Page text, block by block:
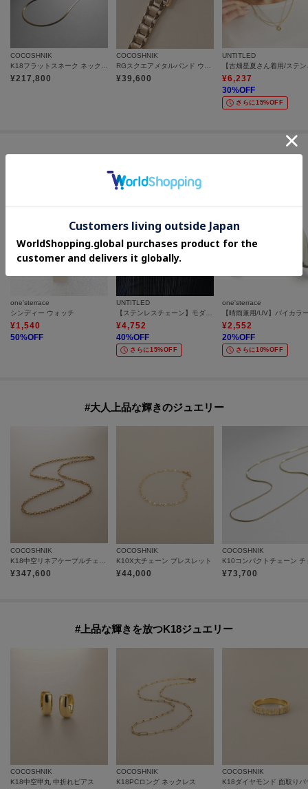
COCOSHNIK
¥217,800
COCOSHNIK
¥39,600
UNTITLED
¥6,237
30%OFF
さらに15%OFF
one'sterrace
シンディー ウォッチ
¥1,540
50%OFF
UNTITLED
【ステンレスチェーン】モダンビーンズトップ
¥4,752
40%OFF
さらに15%OFF
one'sterrace
¥2,552
20%OFF
さらに10%OFF
#大人上品な輝きのジュエリー
COCOSHNIK
¥347,600
COCOSHNIK
K10X大チェーン ブレスレット
¥44,000
COCOSHNIK
¥73,700
#上品な輝きを放つK18ジュエリー
COCOSHNIK
K18中空甲丸 中折れピアス
COCOSHNIK
K18PCロング ネックレス
COCOSHNIK